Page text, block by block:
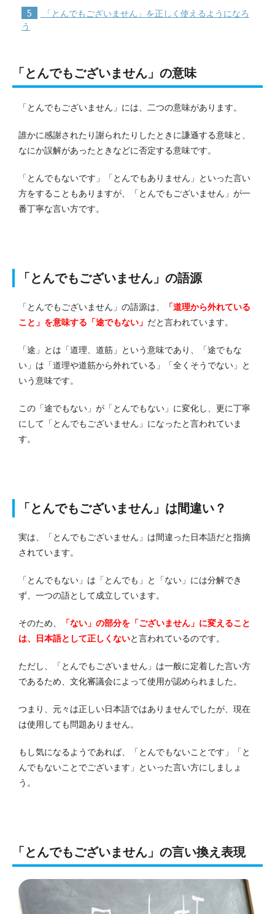
5
「とんでもございません」を正しく使えるようになろ
う
「とんでもございません」の意味
「とんでもございません」には、二つの意味があります。
誰かに感謝されたり謝られたりしたときに謙遜する意味と、
なにか誤解があったときなどに否定する意味です。
「とんでもないです」「とんでもありません」といった言い
方をすることもありますが、「とんでもございません」が一
番丁寧な言い方です。
「とんでもございません」の語源
「とんでもございません」の語源は、
「道理から外れている
こと」を意味する「途でもない」 だと言われています。
「途」とは「道理、道筋」という意味であり、「途でもな
い」は「道理や道筋から外れている」「全くそうでない」と
いう意味です。
この「途でもない」が「とんでもない」に変化し、更に丁寧
にして「とんでもございません」になったと言われていま
す。
「とんでもございません」は間違い？
実は、「とんでもございません」は間違った日本語だと指摘
されています。
「とんでもない」は「とんでも」と「ない」には分解でき
ず、一つの語として成立しています。
そのため、
「ない」の部分を「ございません」に変えること
は、日本語として正しくないと言われているのです。
ただし、「とんでもございません」は一般に定着した言い方
であるため、文化審議会によって使用が認められました。
つまり、元々は正しい日本語ではありませんでしたが、現在
は使用しても問題ありません。
もし気になるようであれば、「とんでもないことです」「と
んでもないことでございます」といった言い方にしましょ
う。
「とんでもございません」の言い換え表現